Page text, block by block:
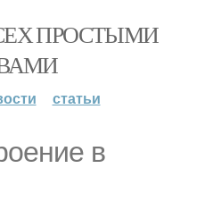
ПРОСТЫМИ
статьи
в